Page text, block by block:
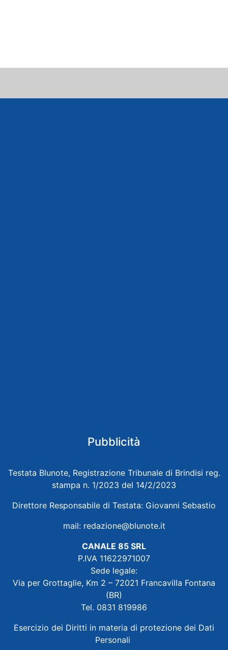
Pubblicità
Testata Blunote, Registrazione Tribunale di Brindisi reg.
stampa n. 1/2023 del 14/2/2023
Direttore Responsabile di Testata: Giovanni Sebastio
mail: redazione@blunote.it
CANALE 85 SRL
P.IVA 11622971007
Sede legale:
Via per Grottaglie, Km 2 – 72021 Francavilla Fontana
(BR)
Tel. 0831 819986
Esercizio dei Diritti in materia di protezione dei Dati
Personali